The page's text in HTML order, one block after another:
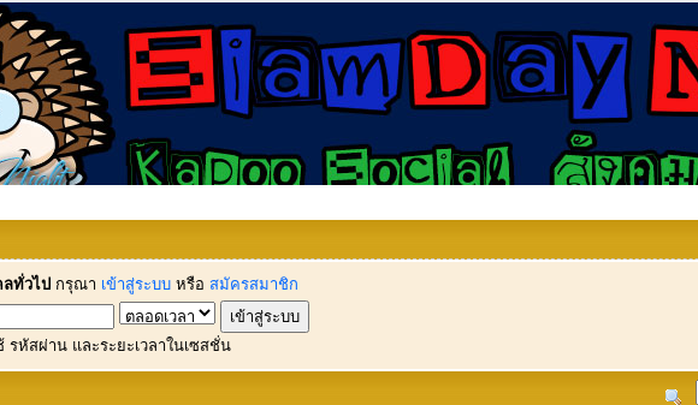
ทั่วไป กรุณา เข้าสู่ระบบ หรือ สมัครสมาชิก
รหัสผ่าน และระยะเวลาในเซสชั่น